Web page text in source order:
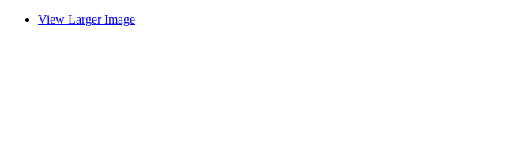
View Larger Image